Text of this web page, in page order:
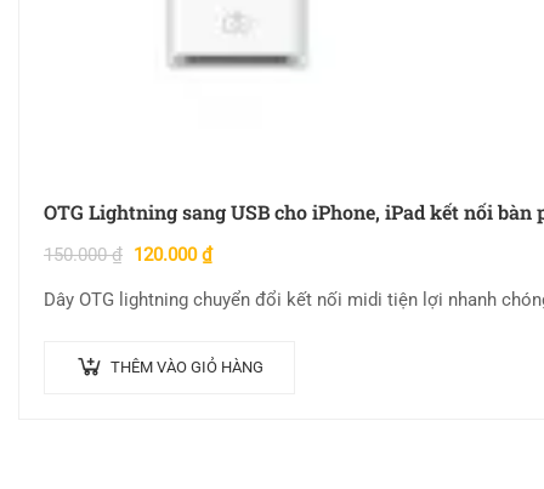
OTG Lightning sang USB cho iPhone, iPad kết nối
150.000₫ 120.000₫
Dây OTG lightning chuyển đổi kết nối midi tiện lợi nhanh
THÊM VÀO GIỎ HÀNG